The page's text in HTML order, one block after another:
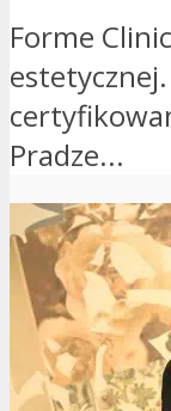
Forme
Pradze...